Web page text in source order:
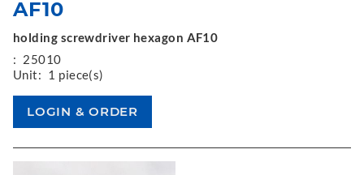
AF10
holding screwdriver hexagon AF10
: 25010
Unit: 1 piece(s)